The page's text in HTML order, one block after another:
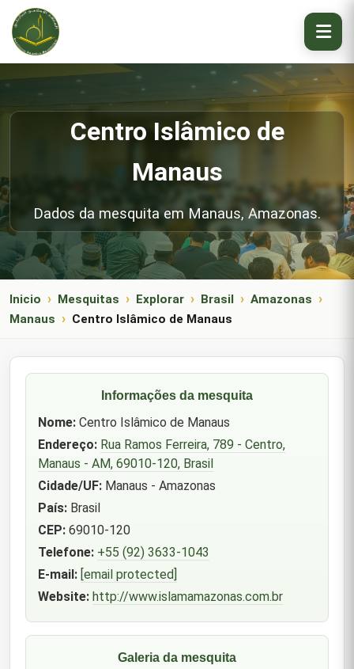
Centro Islâmico de
Manaus
Dados da mesquita em Manaus, Amazonas.
Inicio Mesquitas Explorar Brasil
Amazonas
Manaus
Centro Islâmico de Manaus
Informações da mesquita
Nome:Centro Islâmico de Manaus
Endereço: Rua Ramos Ferreira, 789 - Centro,
Manaus - AM, 69010-120, Brasil
Cidade/UF:Manaus - Amazonas
País:Brasil
CEP:69010-120
Telefone: +55 (92) 3633-1043
E-mail: [email protected]
Website: http://www.islamamazonas.com.br
Galeria da mesquita